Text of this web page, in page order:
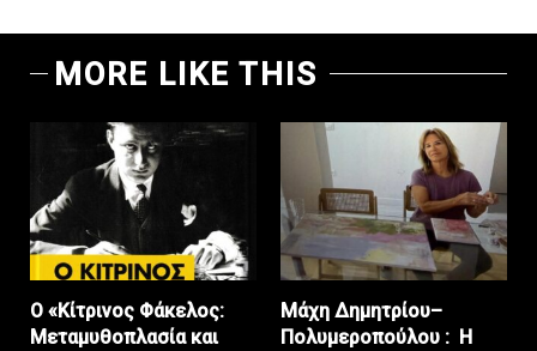
MORE LIKE THIS
Ο «Κίτρινος Φάκελος:
Μεταμυθοπλασία και
Μάχη Δημητρίου–
Πολυμεροπούλου : Η